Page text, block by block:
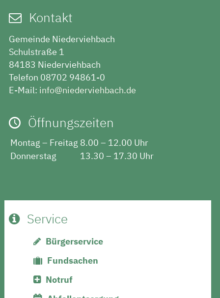
Kontakt
Gemeinde Niederviehbach
Schulstraße 1
84183 Niederviehbach
Telefon 08702 94861-0
E-Mail: info@niederviehbach.de
Öffnungszeiten
Montag – Freitag 8.00 – 12.00 Uhr
Donnerstag
13.30 – 17.30 Uhr
Service
Bürgerservice
Fundsachen
Notruf